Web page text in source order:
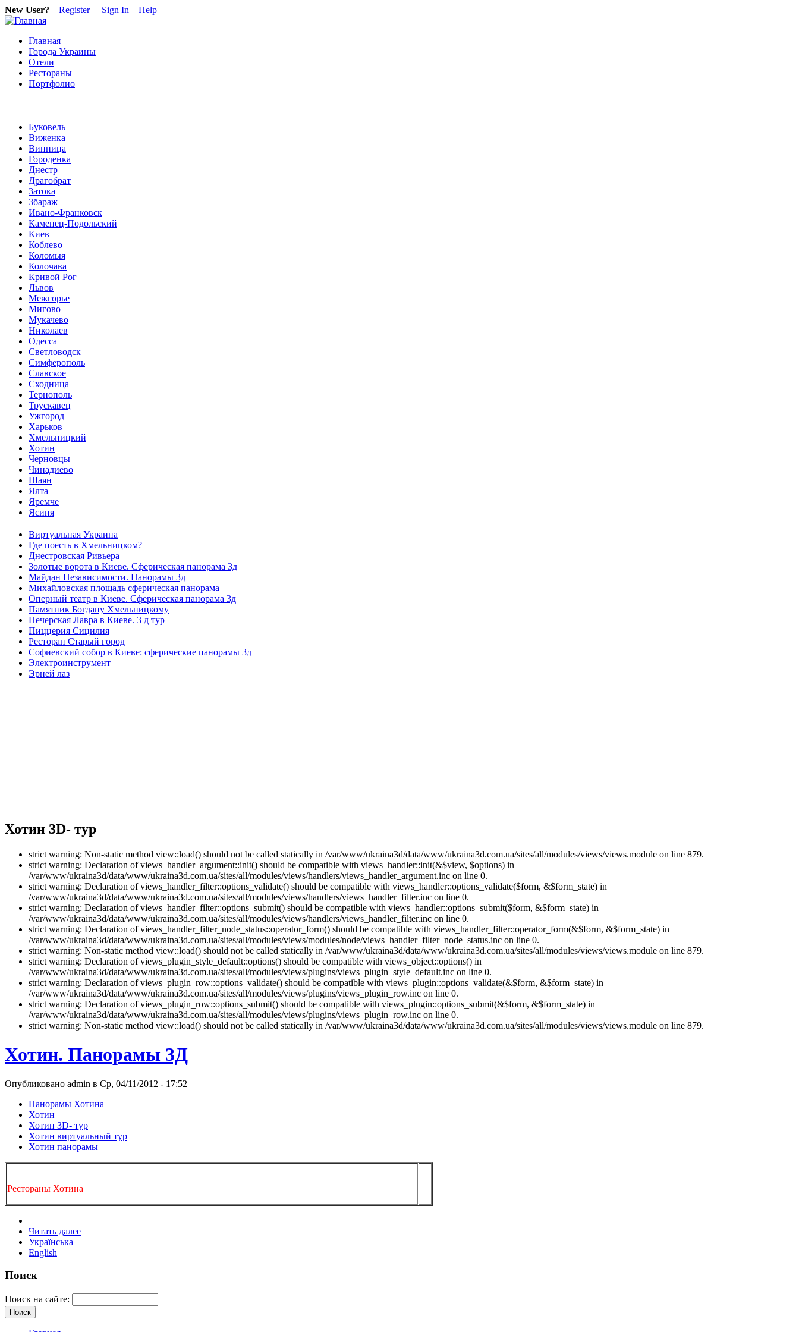
New User? Register Sign In Help
Главная
Города Украины
Отели
Рестораны
Портфолио
Буковель
Виженка
Винница
Городенка
Днестр
Драгобрат
Затока
Збараж
Ивано-Франковск
Каменец-Подольский
Киев
Коблево
Коломыя
Колочава
Кривой Рог
Львов
Межгорье
Мигово
Мукачево
Николаев
Одесса
Светловодск
Симферополь
Славское
Сходница
Тернополь
Трускавец
Ужгород
Харьков
Хмельницкий
Хотин
Черновцы
Чинадиево
Шаян
Ялта
Яремче
Ясиня
Виртуальная Украина
Где поесть в Хмельницком?
Днестровская Ривьера
Золотые ворота в Киеве. Сферическая панорама 3д
Майдан Независимости. Панорамы 3д
Михайловская площадь сферическая панорама
Оперный театр в Киеве. Сферическая панорама 3д
Памятник Богдану Хмельницкому
Печерская Лавра в Киеве. 3 д тур
Пиццерия Сицилия
Ресторан Старый город
Софиевский собор в Киеве: сферические панорамы 3д
Электроинструмент
Эрней лаз
Хотин 3D- тур
strict warning: Non-static method view::load() should not be called statically in /var/www/ukraina3d/data/www/ukraina3d.com.ua/sites/all/modules/views/views.module on line 879.
strict warning: Declaration of views_handler_argument::init() should be compatible with views_handler::init(&$view, $options) in
/var/www/ukraina3d/data/www/ukraina3d.com.ua/sites/all/modules/views/handlers/views_handler_argument.inc on line 0.
strict warning: Declaration of views_handler_filter::options_validate() should be compatible with views_handler::options_validate($form, &$form_state) in
/var/www/ukraina3d/data/www/ukraina3d.com.ua/sites/all/modules/views/handlers/views_handler_filter.inc on line 0.
strict warning: Declaration of views_handler_filter::options_submit() should be compatible with views_handler::options_submit($form, &$form_state) in
/var/www/ukraina3d/data/www/ukraina3d.com.ua/sites/all/modules/views/handlers/views_handler_filter.inc on line 0.
strict warning: Declaration of views_handler_filter_node_status::operator_form() should be compatible with views_handler_filter::operator_form(&$form, &$form_state) in
/var/www/ukraina3d/data/www/ukraina3d.com.ua/sites/all/modules/views/modules/node/views_handler_filter_node_status.inc on line 0.
strict warning: Non-static method view::load() should not be called statically in /var/www/ukraina3d/data/www/ukraina3d.com.ua/sites/all/modules/views/views.module on line 879.
strict warning: Declaration of views_plugin_style_default::options() should be compatible with views_object::options() in
/var/www/ukraina3d/data/www/ukraina3d.com.ua/sites/all/modules/views/plugins/views_plugin_style_default.inc on line 0.
strict warning: Declaration of views_plugin_row::options_validate() should be compatible with views_plugin::options_validate(&$form, &$form_state) in
/var/www/ukraina3d/data/www/ukraina3d.com.ua/sites/all/modules/views/plugins/views_plugin_row.inc on line 0.
strict warning: Declaration of views_plugin_row::options_submit() should be compatible with views_plugin::options_submit(&$form, &$form_state) in
/var/www/ukraina3d/data/www/ukraina3d.com.ua/sites/all/modules/views/plugins/views_plugin_row.inc on line 0.
strict warning: Non-static method view::load() should not be called statically in /var/www/ukraina3d/data/www/ukraina3d.com.ua/sites/all/modules/views/views.module on line 879.
Хотин. Панорамы 3Д
Опубликовано admin в Ср, 04/11/2012 - 17:52
Панорамы Хотина
Хотин
Хотин 3D- тур
Хотин виртуальный тур
Хотин панорамы
Рестораны Хотина
Читать далее
Українська
English
Поиск
Поиск на сайте: